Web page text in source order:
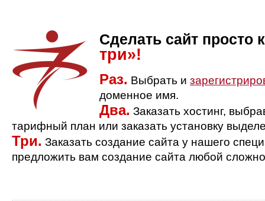
Сделать сайт просто
три»!
Раз. Выбрать и
доменное имя.
Два. Заказать хостинг,
тарифный план или заказать установку
Три. Заказать создание сайта у нашего
предложить вам создание сайта любой